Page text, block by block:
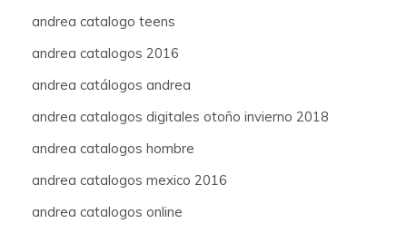
andrea catalogo teens
andrea catalogos 2016
andrea catálogos andrea
andrea catalogos digitales otoño invierno 2018
andrea catalogos hombre
andrea catalogos mexico 2016
andrea catalogos online